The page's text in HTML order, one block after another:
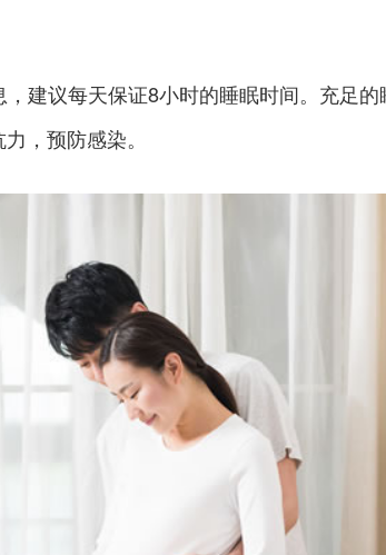
建议每天保证8小时的睡眠时间。充足
，预防感染。